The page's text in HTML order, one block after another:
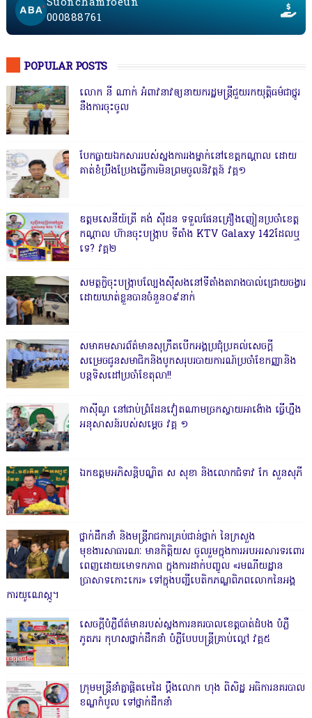
000888761
POPULAR POSTS
លោក នី ណាក់ អំពាវនាវឲ្យនាយករដ្ឋមន្ត្រីជួយរកយុត្តិធម៌ជាថ្នូរ
នឹងការចុះចូល
បែកធ្លាយឯកសាររបស់ស្នងការរងម្នាក់នៅខេត្តកណ្ដាល ដោយ
គាត់ខំប្រឹងប្រែងធ្វើការមិនព្រមចូលនិវត្តន៍ វគ្គ១
ឧត្តមសេនីយ៍ត្រី គង់ ស៊ីដន ទទួលផែនគ្រឿងញៀនប្រចាំខេត្ត
កណ្តាល ហ៊ានចុះបង្ក្រាប ទីតាំង KTV Galaxy 142ដែលឬ
ទេ? វគ្គ២
សមត្ថកិ្ចចុះបង្ក្រាបល្បែងស៊ីសងនៅទីតាំងតារាងបាល់ជ្រោយចង្វារ
ដោយឃាត់ខ្លួនបានចំនួន០៩នាក់
សមាគមសារព័ត៌មានសុក្រឹតបើកអង្គប្រជុំប្រគល់សេចក្តី
សម្រេចជូនសមាជិកនិងបូកសរុបរបាយការណ៍ប្រចាំខែកញ្ញានិង
បន្តទិសដៅប្រចាំខែតុលា!!
កាសុីណូ នៅជាប់ព្រំដែនវៀតណាមច្រកស្វាយអាង៉ោង ធ្វើហ្នឹង
អនុសាសន៍របស់សម្ដេច វគ្គ ១
ឯកឧត្តមអភិសន្តិបណ្ឌិត ស សុខា និងលោកជំទាវ កែ សួនសុភី
ថ្នាក់ដឹកនាំ និងមន្ត្រីរាជការគ្រប់ជាន់ថ្នាក់ នៃក្រសួង
មុខងារសាធារណៈ មានកិត្តិយស ចូលរួមក្នុងការអបអរសារទរពោរ
ពេញដោយមោទកភាព ក្នុងការដាក់បញ្ចូល «រមណីយដ្ឋាន
ប្រាសាទកោះកេរ» ទៅក្នុងបញ្ជីបេតិកភណ្ឌពិភពលោកនៃអង្គ
ការយូណេស្កូ។
សេចក្តីបំភ្លឺព័ត៌មានរបស់ស្នងការនគរបាលខេត្តបាត់ដំបង បំភ្លឺ
ភូតភរ កុហសថ្នាក់ដឹកនាំ បំភ្លឺបែបបន្ត្រីគ្រាប់ល្ពៅ វគ្គ៥
ក្រុមមន្ត្រីនាំគ្នាផ្ដិតមេដៃ ប្ដឹងលោក ហុង ពិសិដ្ឋ អធិការនគរបាល
ខណ្ឌកំបូល ទៅថ្នាក់ដឹកនាំ